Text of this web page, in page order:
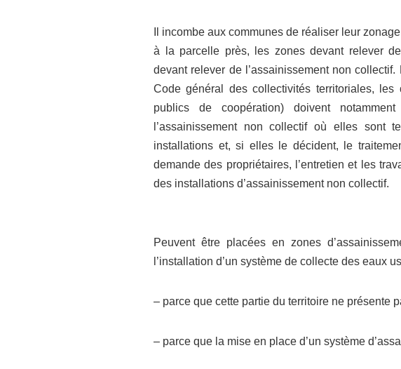
Il incombe aux communes de réaliser leur
à la parcelle près, les zones devant relever
devant relever de l’assainissement non
Code général des collectivités territoriales, les
publics de coopération) doivent
l’assainissement non collectif où elles sont
installations et, si elles le décident, le
demande des propriétaires, l’entretien et les
des installations d’assainissement non collectif.
Peuvent être placées en zones
l’installation d’un système de collecte des eaux
– parce que cette partie du territoire ne présente
– parce que la mise en place d’un système